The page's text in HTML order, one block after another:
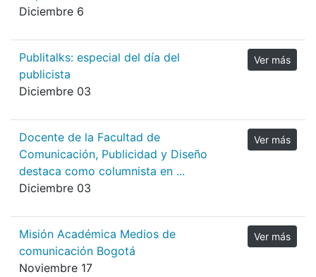
Diciembre 6
Publitalks: especial del día del
publicista
Diciembre 03
Ver más
Docente de la Facultad de
Comunicación, Publicidad y Diseño
destaca como columnista en ...
Diciembre 03
Ver más
Misión Académica Medios de
comunicación Bogotá
Noviembre 17
Ver más